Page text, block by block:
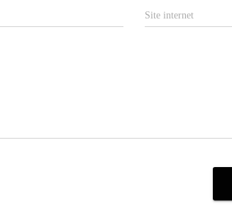
Site internet